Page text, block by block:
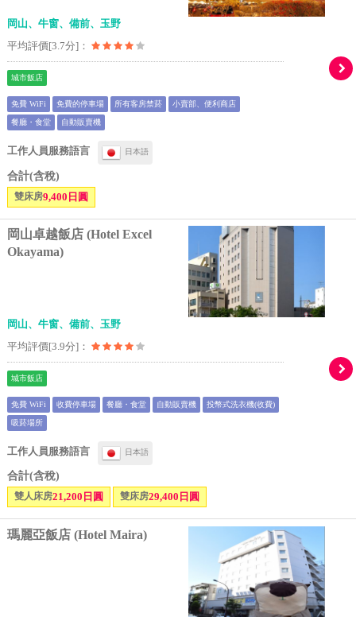
岡山、牛窗、備前、玉野
平均評價[3.7分]：
城市飯店
免費 WiFi 免費的停車場 所有客房禁菸 小賣部、便利商店
餐廳・食堂 自動販賣機
工作人員服務語言 日本語
合計(含稅)
雙床房9,400日圓
岡山卓越飯店 (Hotel Excel
Okayama)
岡山、牛窗、備前、玉野
平均評價[3.9分]：
城市飯店
免費 WiFi 收費停車場 餐廳・食堂 自動販賣機 投幣式洗衣機(收費)
吸菸場所
工作人員服務語言 日本語
合計(含稅)
雙人床房21,200日圓 雙床房29,400日圓
瑪麗亞飯店 (Hotel Maira)